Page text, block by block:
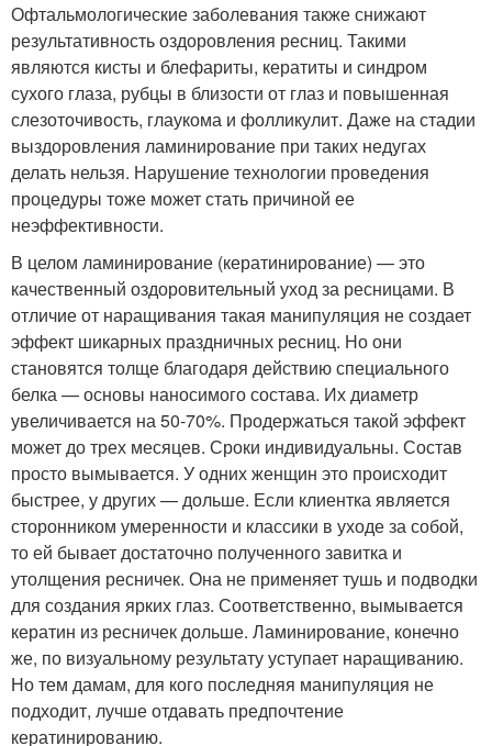
Офтальмологические заболевания также снижают
результативность оздоровления ресниц. Такими
являются кисты и блефариты, кератиты и синдром
сухого глаза, рубцы в близости от глаз и повышенная
слезоточивость, глаукома и фолликулит. Даже на стадии
выздоровления ламинирование при таких недугах
делать нельзя. Нарушение технологии проведения
процедуры тоже может стать причиной ее
неэффективности.
В целом ламинирование (кератинирование) — это
качественный оздоровительный уход за ресницами. В
отличие от наращивания такая манипуляция не создает
эффект шикарных праздничных ресниц. Но они
становятся толще благодаря действию специального
белка — основы наносимого состава. Их диаметр
увеличивается на 50-70%. Продержаться такой эффект
может до трех месяцев. Сроки индивидуальны. Состав
просто вымывается. У одних женщин это происходит
быстрее, у других — дольше. Если клиентка является
сторонником умеренности и классики в уходе за собой,
то ей бывает достаточно полученного завитка и
утолщения ресничек. Она не применяет тушь и подводки
для создания ярких глаз. Соответственно, вымывается
кератин из ресничек дольше. Ламинирование, конечно
же, по визуальному результату уступает наращиванию.
Но тем дамам, для кого последняя манипуляция не
подходит, лучше отдавать предпочтение
кератинированию.